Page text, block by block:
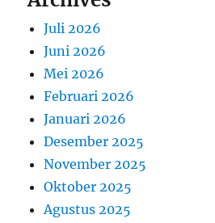
Juli 2026
Juni 2026
Mei 2026
Februari 2026
Januari 2026
Desember 2025
November 2025
Oktober 2025
Agustus 2025